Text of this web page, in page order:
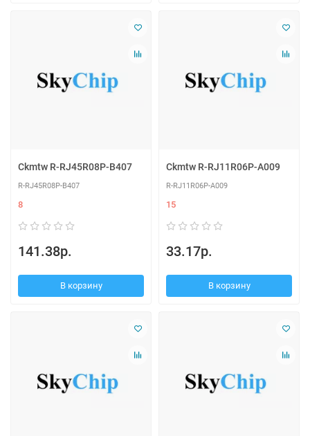
Ckmtw R-RJ45R08P-B407
R-RJ45R08P-B407
8
141.38р.
В корзину
Ckmtw R-RJ11R06P-A009
R-RJ11R06P-A009
15
33.17р.
В корзину